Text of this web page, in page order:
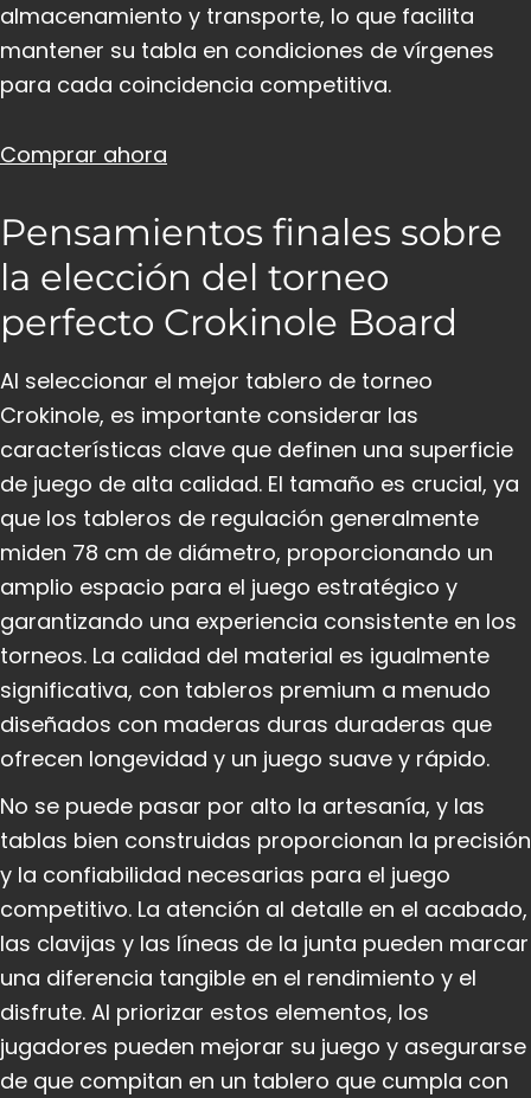
almacenamiento y transporte, lo que facilita
mantener su tabla en condiciones de vírgenes
para cada coincidencia competitiva.
Comprar ahora
Pensamientos finales sobre
la elección del torneo
perfecto Crokinole Board
Al seleccionar el mejor tablero de torneo
Crokinole, es importante considerar las
características clave que definen una superficie
de juego de alta calidad. El tamaño es crucial, ya
que los tableros de regulación generalmente
miden 78 cm de diámetro, proporcionando un
amplio espacio para el juego estratégico y
garantizando una experiencia consistente en los
torneos. La calidad del material es igualmente
significativa, con tableros premium a menudo
diseñados con maderas duras duraderas que
ofrecen longevidad y un juego suave y rápido.
No se puede pasar por alto la artesanía, y las
tablas bien construidas proporcionan la precisión
y la confiabilidad necesarias para el juego
competitivo. La atención al detalle en el acabado,
las clavijas y las líneas de la junta pueden marcar
una diferencia tangible en el rendimiento y el
disfrute. Al priorizar estos elementos, los
jugadores pueden mejorar su juego y asegurarse
de que compitan en un tablero que cumpla con